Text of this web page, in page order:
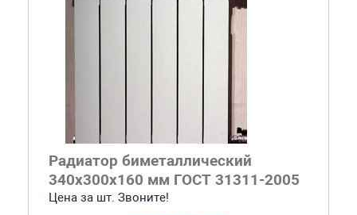
Радиатор биметаллический
340x300x160 мм ГОСТ 31311-2005
Цена за шт. Звоните!